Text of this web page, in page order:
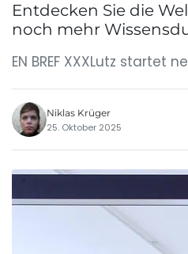
Entdecken Sie die
noch mehr
EN BREF XXXLutz startet
Niklas Krüger
25. Oktober 2025